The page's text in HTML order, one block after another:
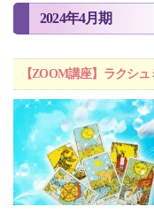
2024年4月期
【ZOOM講座】ラクシ